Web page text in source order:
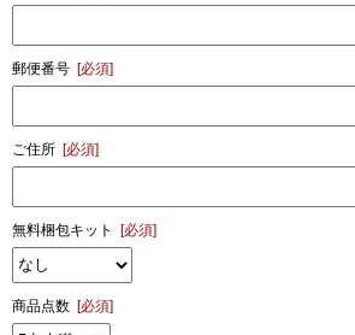
郵便番号 [必須]
ご住所 [必須]
無料梱包キット [必須]
商品点数 [必須]